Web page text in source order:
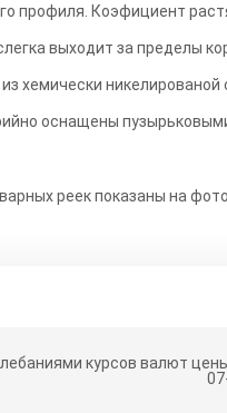
профиля. Коэфициент
выходит за пределы
хемически
оснащены
реек показаны на
курсов валют